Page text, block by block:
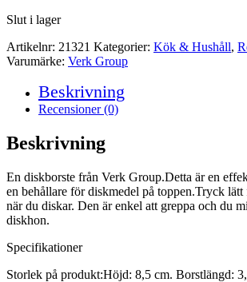
Slut i lager
Artikelnr: 21321 Kategorier: Kök & Hushåll,
Varumärke: Verk Group
Beskrivning
Recensioner (0)
Beskrivning
En diskborste från Verk Group.Detta är en
en behållare för diskmedel på toppen.Tryck
när du diskar. Den är enkel att greppa och du
diskhon.
Specifikationer
Storlek på produkt:Höjd: 8,5 cm. Borstlängd: